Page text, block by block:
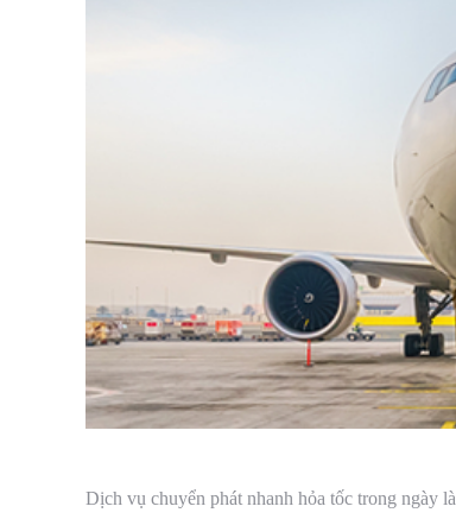
Dịch vụ chuyển phát nhanh hỏa tốc trong ngày là